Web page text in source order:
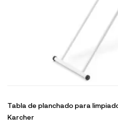
Tabla de planchado para
Karcher